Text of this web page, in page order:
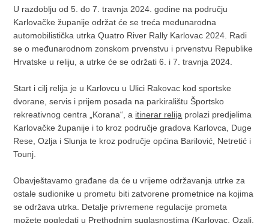
U razdoblju od 5. do 7. travnja 2024. godine na području
Karlovačke županije održat će se treća međunarodna
automobilistička utrka Quatro River Rally Karlovac 2024. Radi
se o međunarodnom zonskom prvenstvu i prvenstvu Republike
Hrvatske u reliju, a utrke će se održati 6. i 7. travnja 2024.
Start i cilj relija je u Karlovcu u Ulici Rakovac kod sportske
dvorane, servis i prijem posada na parkiralištu Športsko
rekreativnog centra „Korana“, a itinerar relija prolazi predjelima
Karlovačke županije i to kroz područje gradova Karlovca, Duge
Rese, Ozlja i Slunja te kroz područje općina Barilović, Netretić i
Tounj.
Obavještavamo građane da će u vrijeme održavanja utrke za
ostale sudionike u prometu biti zatvorene prometnice na kojima
se održava utrka. Detalje privremene regulacije prometa
možete pogledati u Prethodnim suglasnostima (Karlovac ,Ozalj